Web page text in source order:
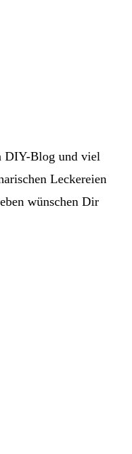
DIY-Blog und viel
Leckereien
wünschen Dir